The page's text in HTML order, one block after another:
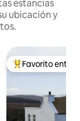
estancias
ubicación y
De los mejores
Favorito entre